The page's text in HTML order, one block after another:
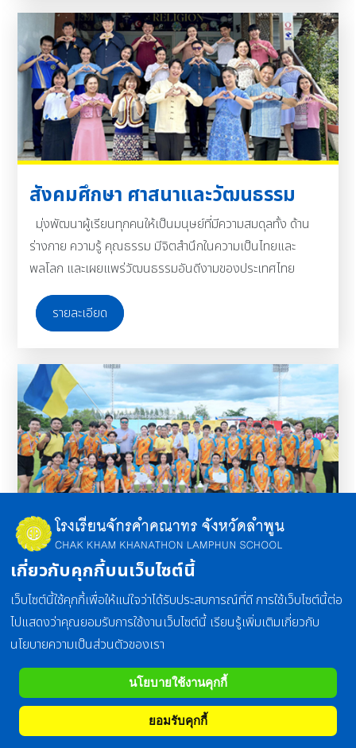
เกี่ยวกับคุกกี้บนเว็บไซต์นี้
เว็บไซต์นี้ใช้คุกกี้เพื่อให้แน่ใจว่าได้รับประสบการณ์ที่ดี การใช้เว็บไซต์นี้ต่อ
ไปแสดงว่าคุณยอมรับการใช้งานเว็บไซต์นี้ เรียนรู้เพิ่มเติมเกี่ยวกับ
นโยบายความเป็นส่วนตัวของเรา
นโยบายใช้งานคุกกี้
ยอมรับคุกกี้
สังคมศึกษา ศาสนาและวัฒนธรรม
มุ่งพัฒนาผู้เรียนทุกคนให้เป็นมนุษย์ที่มีความสมดุลทั้ง ด้าน
ร่างกาย ความรู้ คุณธรรม มีจิตสำนึกในความเป็นไทยและ
พลโลก และเผยแพร่วัฒนธรรมอันดีงามของประเทศไทย
รายละเอียด
สุขศึกษาและพลศึกษา
มุ่งเน้นให้ผู้เรียนพัฒนาพฤติกรรมด้านความรู้ เจตคติ
คุณธรรม ค่านิยม และ การปฏิบัติเกี่ยวกับสุขภาพควบคู่ไปด้วย
กัน เพื่อให้มีสุขภาพจิตและสุขภาพกายที่ดี
รายละเอียด